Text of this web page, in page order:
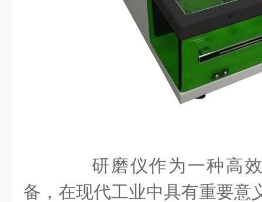
研磨仪作为一种高
备，在现代工业中具有重要意